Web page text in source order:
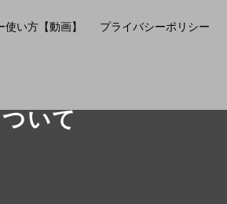
い方【動画】 プライバシーポリシー
いて